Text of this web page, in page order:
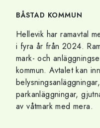
BÅSTAD KOMMUN
Hellevik har ramavtal
i fyra år från 2024.
mark- och
kommun. Avtalet kan
parkanläggningar,
av våtmark med mera.